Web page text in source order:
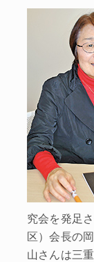
究会を発足
区）会長の
山さんは三